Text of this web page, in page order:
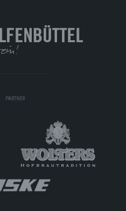
PARTNER